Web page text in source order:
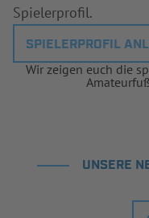
Spielerprofil.
SPIELERPROFIL
Wir zeigen euch die
UNSERE